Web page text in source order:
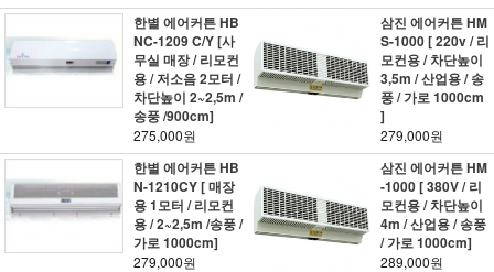
한별 에어커튼 HB
NC-1209 C/Y [사
무실 매장 / 리모컨
용 / 저소음 2모터 /
차단높이 2~2,5m /
송풍 /900cm]
275,000원
삼진 에어커튼 HM
S-1000 [ 220v / 리
모컨용 / 차단높이
3,5m / 산업용 / 송
풍 / 가로 1000cm
]
279,000원
한별 에어커튼 HB
N-1210CY [ 매장
용 1모터 / 리모컨
용 / 2~2,5m /송풍 /
가로 1000cm]
279,000원
삼진 에어커튼 HM
-1000 [ 380V / 리
모컨용 / 차단높이
4m / 산업용 / 송풍
/ 가로 1000cm]
289,000원